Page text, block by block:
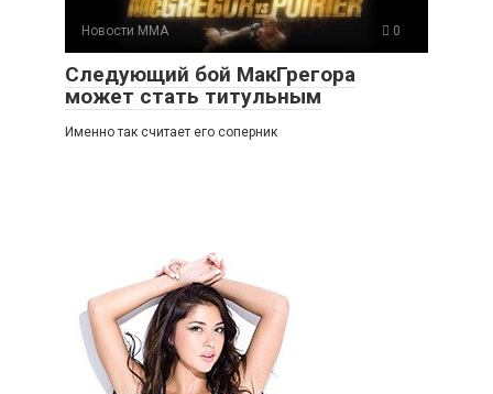
Новости ММА 0
Следующий бой МакГрегора
может стать титульным
Именно так считает его соперник